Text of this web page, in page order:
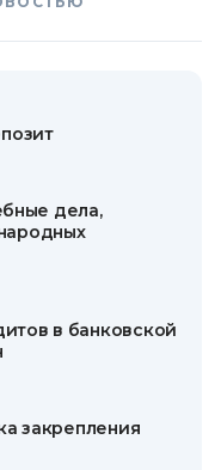
дела,
в банковской
закрепления